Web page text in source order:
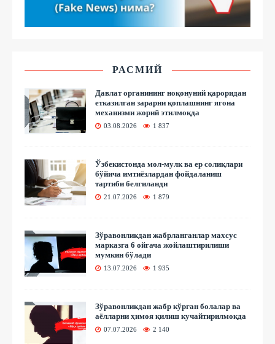
РАСМИЙ
Давлат органининг ноқонуний қароридан
етказилган зарарни қоплашнинг ягона
механизми жорий этилмоқда
03.08.2026 1 837
Ўзбекистонда мол-мулк ва ер солиқлари
бўйича имтиёзлардан фойдаланиш
тартиби белгиланди
21.07.2026 1 879
Зўравонликдан жабрланганлар махсус
марказга 6 ойгача жойлаштирилиши
мумкин бўлади
13.07.2026 1 935
Зўравонликдан жабр кўрган болалар ва
аёлларни ҳимоя қилиш кучайтирилмоқда
07.07.2026 2 140